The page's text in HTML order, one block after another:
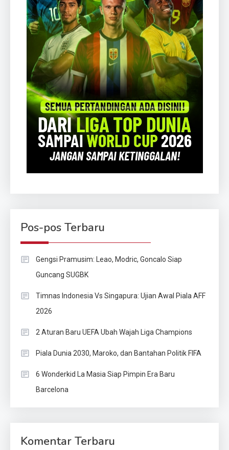
Pos-pos Terbaru
Gengsi Pramusim: Leao, Modric, Goncalo Siap
Guncang SUGBK
Timnas Indonesia Vs Singapura: Ujian Awal Piala AFF
2026
2 Aturan Baru UEFA Ubah Wajah Liga Champions
Piala Dunia 2030, Maroko, dan Bantahan Politik FIFA
6 Wonderkid La Masia Siap Pimpin Era Baru
Barcelona
Komentar Terbaru